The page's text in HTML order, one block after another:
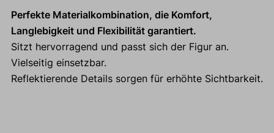
Perfekte Materialkombination, die Komfort,
Langlebigkeit und Flexibilität garantiert.
Sitzt hervorragend und passt sich der Figur an.
Vielseitig einsetzbar.
Reflektierende Details sorgen für erhöhte Sichtbarkeit.